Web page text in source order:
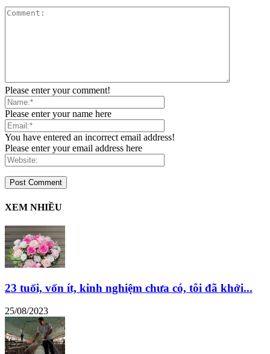
Please enter your comment!
Please enter your name here
You have entered an incorrect email address!
Please enter your email address here
XEM NHIỀU
23 tuổi, vốn ít, kinh nghiệm chưa có, tôi đã khởi...
25/08/2023